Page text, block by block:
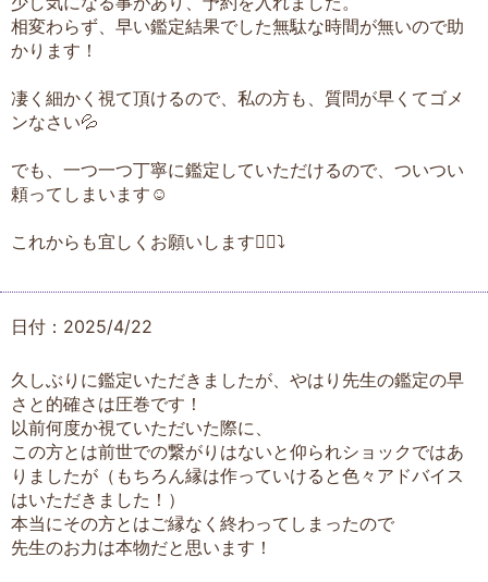
相変わらず、早い鑑定結果でした無駄な時間が無いので助
かります！
凄く細かく視て頂けるので、私の方も、質問が早くてゴメ
ンなさい💦
でも、一つ一つ丁寧に鑑定していただけるので、ついつい
頼ってしまいます☺️
これからも宜しくお願いします🙇‍♀️⤵
日付：2025/4/22
久しぶりに鑑定いただきましたが、やはり先生の鑑定の早
さと的確さは圧巻です！
以前何度か視ていただいた際に、
この方とは前世での繋がりはないと仰られショックではあ
りましたが（もちろん縁は作っていけると色々アドバイス
はいただきました！）
本当にその方とはご縁なく終わってしまったので
先生のお力は本物だと思います！